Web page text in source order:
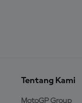
Tentang Kami
MotoGP Group